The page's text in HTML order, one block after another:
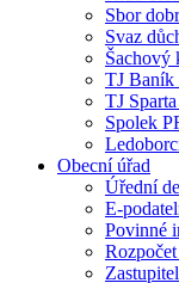
Sbor
Svaz
Šachový
TJ Baník
TJ
Spolek
Obecní úřad
Úřední
E-
Povinné